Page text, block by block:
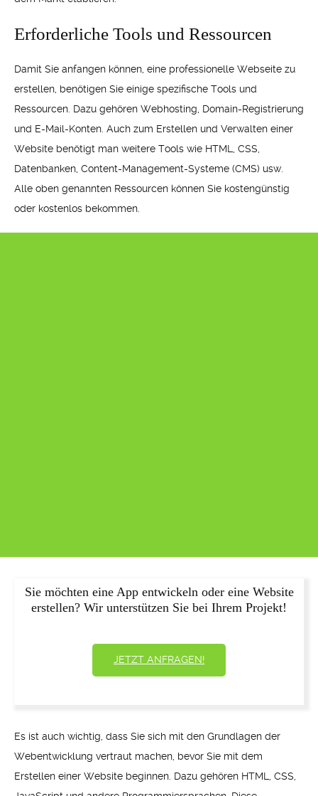
Erforderliche Tools und Ressourcen
Damit Sie anfangen können, eine professionelle Webseite zu
erstellen, benötigen Sie einige spezifische Tools und
Ressourcen. Dazu gehören Webhosting, Domain-Registrierung
und E-Mail-Konten. Auch zum Erstellen und Verwalten einer
Website benötigt man weitere Tools wie HTML, CSS,
Datenbanken, Content-Management-Systeme (CMS) usw.
Alle oben genannten Ressourcen können Sie kostengünstig
oder kostenlos bekommen.
Sie möchten eine App entwickeln oder eine Website
erstellen? Wir unterstützen Sie bei Ihrem Projekt!
JETZT ANFRAGEN!
Es ist auch wichtig, dass Sie sich mit den Grundlagen der
Webentwicklung vertraut machen, bevor Sie mit dem
Erstellen einer Website beginnen. Dazu gehören HTML, CSS,